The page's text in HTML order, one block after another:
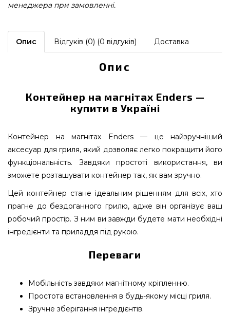
менеджера при замовленні.
Опис Відгуків (0) (0 відгуків) Доставка
Опис
Контейнер на магнітах Enders —
купити в Україні
Контейнер на магнітах Enders — це найзручніший
аксесуар для гриля, який дозволяє легко покращити його
функціональність. Завдяки простоті використання, ви
зможете розташувати контейнер так, як вам зручно.
Цей контейнер стане ідеальним рішенням для всіх, хто
прагне до бездоганного грилю, адже він організує ваш
робочий простір. З ним ви завжди будете мати необхідні
інгредієнти та приладдя під рукою.
Переваги
Мобільність завдяки магнітному кріпленню.
Простота встановлення в будь-якому місці гриля.
Зручне зберігання інгредієнтів.